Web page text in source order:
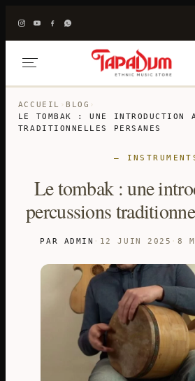
ACCUEIL › BLOG ›
LE TOMBAK : UNE INTRODUCTION
TRADITIONNELLES PERSANES
—
Le tombak : une
percussions
PAR ADMIN · 12 JUIN 2025 · 8